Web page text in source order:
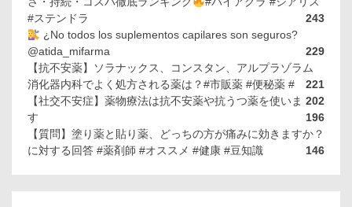
#ステンドラ
243
¿No todos los suplementos capilares son seguros?
@atida_mifarma
229
【抗不安薬】ソラナックス、コンスタン、アルプラゾラム
221
消化器内科でよく処方される薬は？#市販薬 #便秘薬 #
202
【社交不安症】薬物療法は抗不安薬や抗うつ薬を使いま
す
196
【質問】塗り薬と貼り薬、どっちの方が痛みに効きますか？
に対する回答 #薬剤師 #オススメ #健康 #豆知識
146